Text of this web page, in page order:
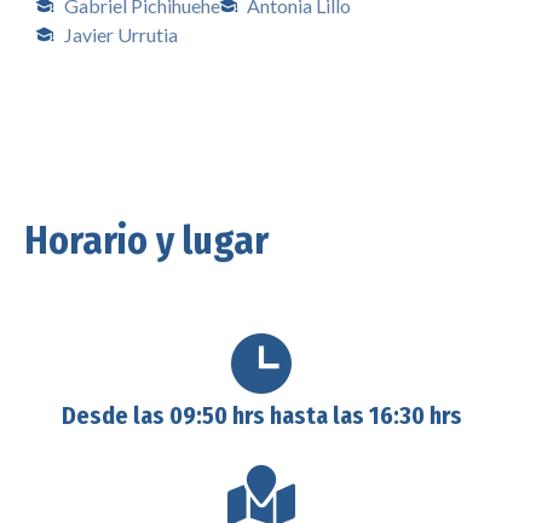
Gabriel Pichihuehe
Antonia Lillo
Javier Urrutia
Horario y lugar
Desde las 09:50 hrs hasta las 16:30 hrs